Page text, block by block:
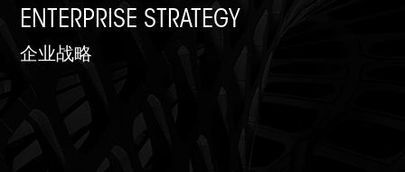
ENTERPRISE STRATEGY
企业战略